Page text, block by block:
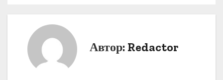
Автор: Redactor